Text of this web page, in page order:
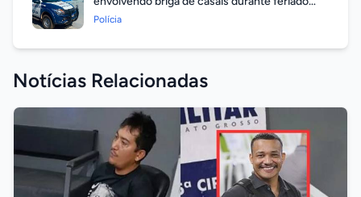
prolongado
Polícia
Notícias Relacionadas